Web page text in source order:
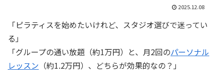
2025.12.08
「ピラティスを始めたいけれど、スタジオ選びで迷ってい
る」
「グループの通い放題（約1万円）と、月2回のパーソナル
レッスン （約1.2万円）、どちらが効果的なの？」